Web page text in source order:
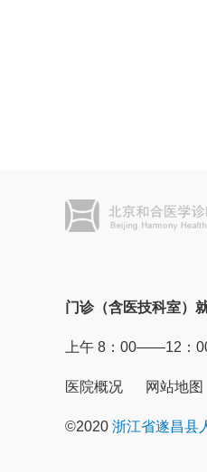
门诊（含医技科室）
上午 8：00——12：
医院概况 网站地图
©2020 浙江省遂昌县